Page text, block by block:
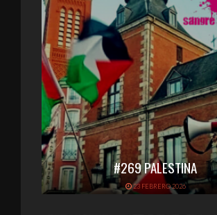
#269 PALESTINA
23 FEBRERO 2026